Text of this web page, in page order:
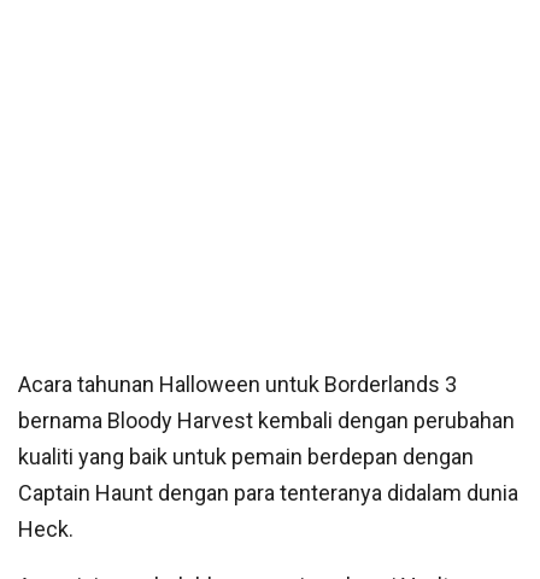
Acara tahunan Halloween untuk Borderlands 3
bernama Bloody Harvest kembali dengan perubahan
kualiti yang baik untuk pemain berdepan dengan
Captain Haunt dengan para tenteranya didalam dunia
Heck.